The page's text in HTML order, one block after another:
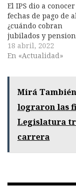
El IPS dio a
fechas de pago de
¿cuándo cobran
jubilados y
18 abril, 2022
En «Actualidad»
Mirá
lograron las
Legislatura
carrera